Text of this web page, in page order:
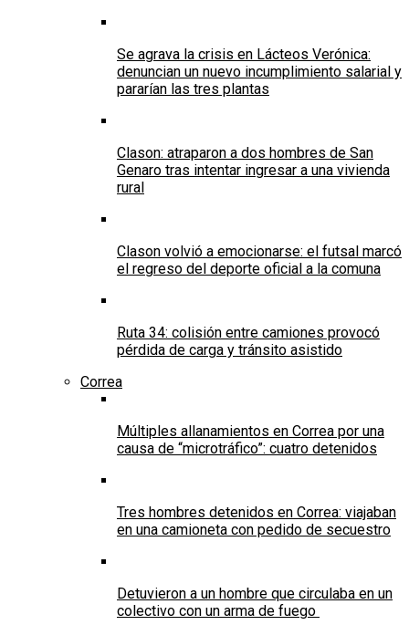
Se agrava la crisis en Lácteos Verónica:
denuncian un nuevo incumplimiento salarial y
pararían las tres plantas
Clason: atraparon a dos hombres de San
Genaro tras intentar ingresar a una vivienda
rural
Clason volvió a emocionarse: el futsal marcó
el regreso del deporte oficial a la comuna
Ruta 34: colisión entre camiones provocó
pérdida de carga y tránsito asistido
Correa
Múltiples allanamientos en Correa por una
causa de “microtráfico”: cuatro detenidos
Tres hombres detenidos en Correa: viajaban
en una camioneta con pedido de secuestro
Detuvieron a un hombre que circulaba en un
colectivo con un arma de fuego